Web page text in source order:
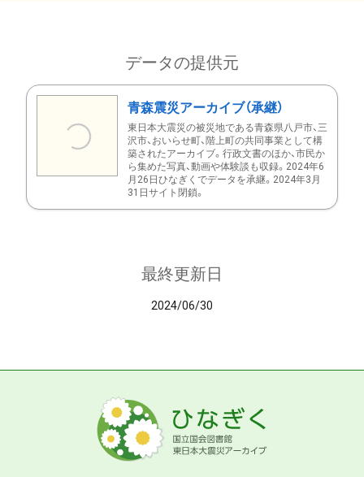
データの提供元
青森震災アーカイブ（承継）
東日本大震災の被災地である青森県八戸市、三
沢市、おいらせ町、階上町の共同事業として構
築されたアーカイブ。行政文書のほか、市民か
ら集めた写真、動画や体験談も収録。2024年6
月26日ひなぎくでデータを承継。2024年3月
31日サイト閉鎖。
最終更新日
2024/06/30